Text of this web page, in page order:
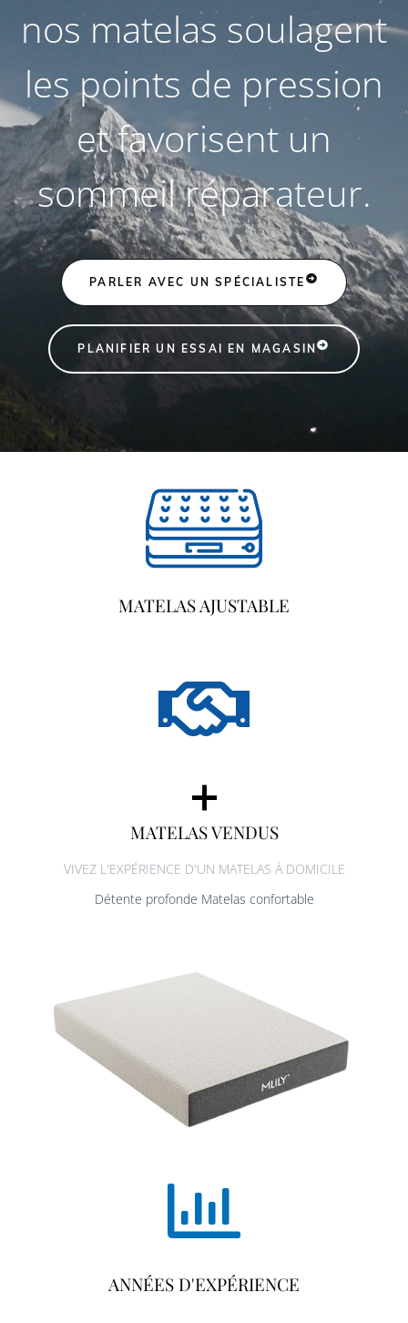
nos matelas soulagent
les points de pression
et favorisent un
sommeil réparateur.
PARLER AVEC UN SPÉCIALISTE
PLANIFIER UN ESSAI EN MAGASIN
MATELAS AJUSTABLE
MATELAS VENDUS
+
VIVEZ L'EXPÉRIENCE D'UN MATELAS À DOMICILE
Détente profonde Matelas confortable
ANNÉES D'EXPÉRIENCE